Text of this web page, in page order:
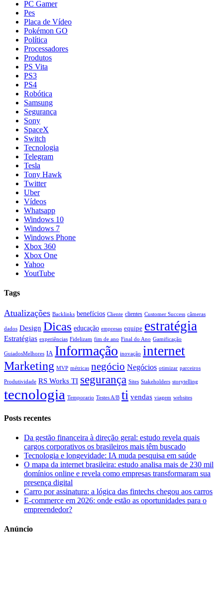
PC Gamer
Pes
Placa de Vídeo
Pokémon GO
Política
Processadores
Produtos
PS Vita
PS3
PS4
Robótica
Samsung
Segurança
Sony
SpaceX
Switch
Tecnologia
Telegram
Tesla
Tony Hawk
Twitter
Uber
Vídeos
Whatsapp
Windows 10
Windows 7
Windows Phone
Xbox 360
Xbox One
Yahoo
YoutTube
Tags
Atualizações Backlinks benefícios Cliente clientes Customer Success câmeras
dados Design Dicas educação empresas equipe estratégia
Estratégias experiências Fidelizam fim de ano Final do Ano Gamificação
GuiadosMelhores IA Informação inovação internet
Marketing MVP métricas negócio Negócios otimizar parceiros
Produtividade RS Works TI segurança Sites Stakeholders storytelling
tecnologia Temporario Testes A/B ti vendas viagem websites
Posts recentes
Da gestão financeira à direção geral: estudo revela quais
cargos corporativos os brasileiros mais têm buscado
Tecnologia e longevidade: IA muda pesquisa em saúde
O mapa da internet brasileira: estudo analisa mais de 230 mil
domínios online e revela como empresas transformaram sua
presença digital
Carro por assinatura: a lógica das fintechs chegou aos carros
E-commerce em 2026: onde estão as oportunidades para o
empreendedor?
Anúncio